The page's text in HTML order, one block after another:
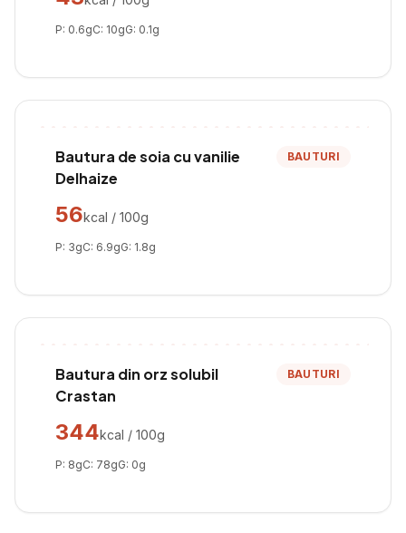
P: 0.6gC: 10gG: 0.1g
Bautura de soia cu vanilie
Delhaize
BAUTURI
56kcal / 100g
P: 3gC: 6.9gG: 1.8g
Bautura din orz solubil
Crastan
BAUTURI
344kcal / 100g
P: 8gC: 78gG: 0g